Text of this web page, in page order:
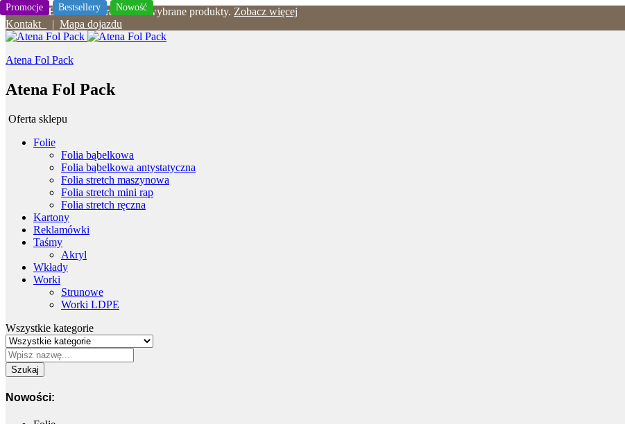
WYPRZEDAŻ30% rabatu na wybrane produkty. Zobacz więcej
Kontakt
| Mapa dojazdu
Atena Fol Pack
Atena Fol Pack
Oferta sklepu
Folie
Folia bąbelkowa
Folia bąbelkowa antystatyczna
Folia stretch maszynowa
Folia stretch mini rap
Folia stretch ręczna
Kartony
Reklamówki
Taśmy
Akryl
Wkłady
Worki
Strunowe
Worki LDPE
Wszystkie kategorie
Szukaj
Nowości:
Promocje Bestsellery Nowość